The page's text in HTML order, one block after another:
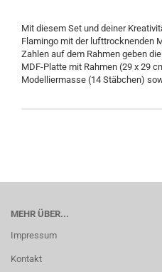
Mit diesem Set und deiner
Flamingo mit der lufttrocknenden
Zahlen auf dem Rahmen geben
MDF-Platte mit Rahmen (29 x 29
Modelliermasse (14 Stäbchen)
MEHR ÜBER...
Impressum
Kontakt